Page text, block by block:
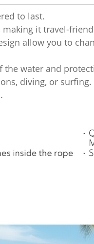
to last.
it travel-
allow you to
water and
diving, or surfing.